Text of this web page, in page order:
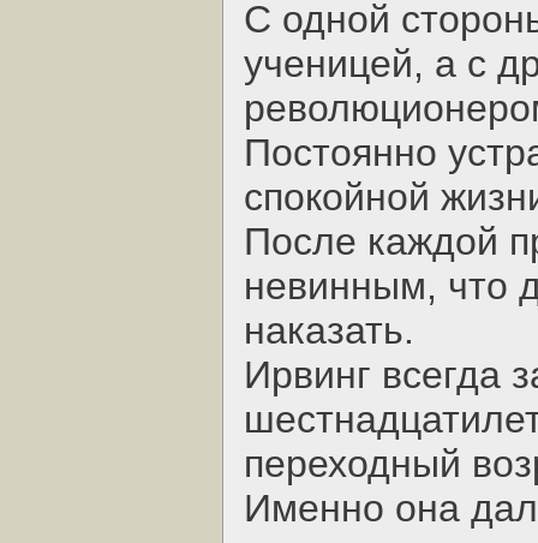
С одной
ученицей, а с
Постоянно
спокойной
После каждой
невинным, что
наказать.
Ирвинг всегда
переходный
Именно она